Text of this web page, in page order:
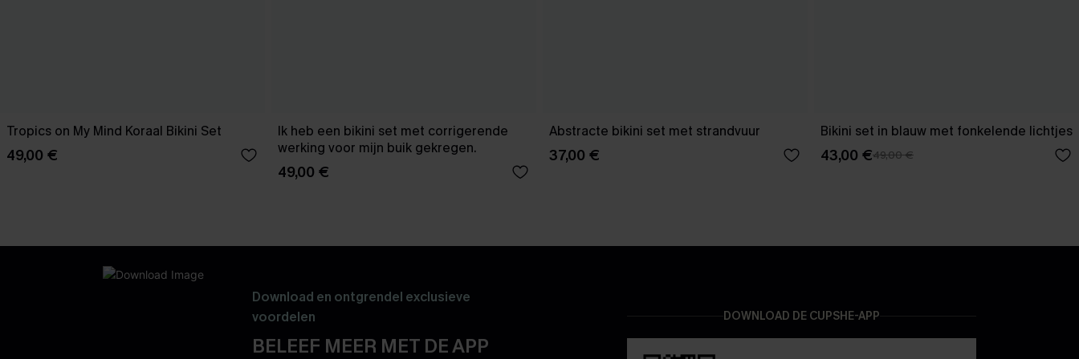
Tropics on My Mind Koraal Bikini Set
49,00 €
Ik heb een bikini set met corrigerende
werking voor mijn buik gekregen.
49,00 €
Abstracte bikini set met strandvuur
37,00 €
Bikini set in blauw met fonkelende lichtjes
43,00 €49,00 €
Download en ontgrendel exclusieve
voordelen
BELEEF MEER MET DE APP
DOWNLOAD DE CUPSHE-APP